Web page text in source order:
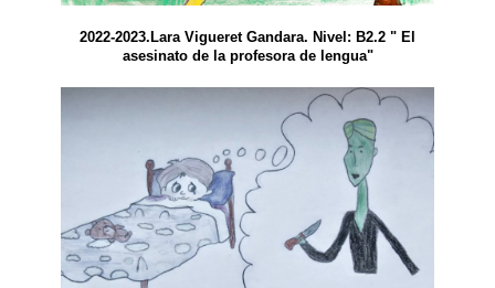
2022-2023.Lara Vigueret Gandara. Nivel: B2.2 " El
asesinato de la profesora de lengua"